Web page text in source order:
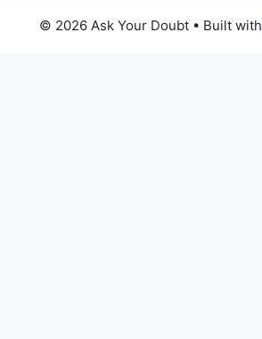
© 2026 Ask Your Doubt• Built with